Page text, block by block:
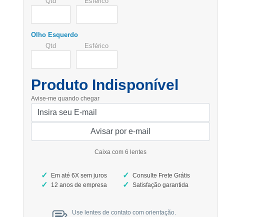
Olho Esquerdo
qtd
esférico
Produto Indisponível
Avise-me quando chegar
Caixa com 6 lentes
Em até 6X sem juros
12 anos de empresa
Consulte Frete Grátis
Satisfação garantida
Use lentes de contato com orientação.